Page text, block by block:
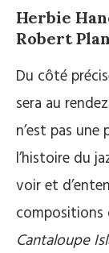
Herbie
Robert
Du côté
sera au
n’est pas
l’histoire du
voir et
compositions
Cantaloupe